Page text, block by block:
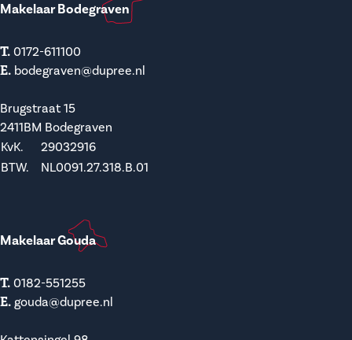
Makelaar Bodegraven
T. 0172-611100
E. bodegraven@dupree.nl
Brugstraat 15
2411BM Bodegraven
KvK.
29032916
BTW.
NL0091.27.318.B.01
Makelaar Gouda
T. 0182-551255
E. gouda@dupree.nl